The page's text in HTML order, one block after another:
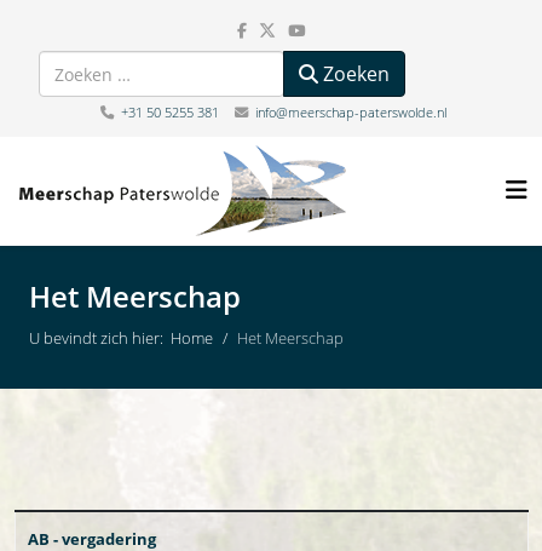
Zoeken Zoeken
+31 50 5255 381 info@meerschap-paterswolde.nl
Het Meerschap
U bevindt zich hier: Home Het Meerschap
Titel
AB - vergadering